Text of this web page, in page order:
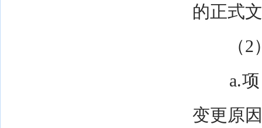
的正式
（2）
a.项目
变更原